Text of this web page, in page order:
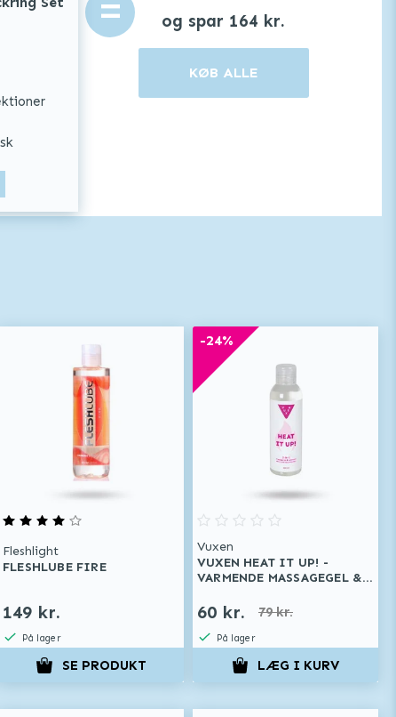
og spar 164 kr.
KØB ALLE
Fleshlight
FLESHLUBE FIRE
149 kr.
På lager
SE PRODUKT
-24%
Vuxen
VUXEN HEAT IT UP! -
VARMENDE MASSAGEGEL &
60 kr. 79 kr.
På lager
LÆG I KURV